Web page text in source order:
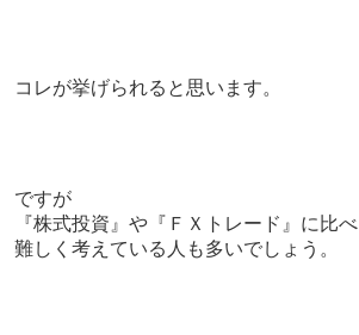
コレが挙げられると思います。
ですが
『株式投資』や『ＦＸトレード』に比べ
難しく考えている人も多いでしょう。